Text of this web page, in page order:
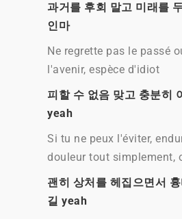
과거를 후회 말고 미래를
인마
Ne regrette pas le passé
l'avenir, espèce d'idiot
피할 수 없음 맞고 충분히
yeah
Si tu ne peux l'éviter,
douleur tout simplement,
괜히 상처를 헤집으면서
길 yeah